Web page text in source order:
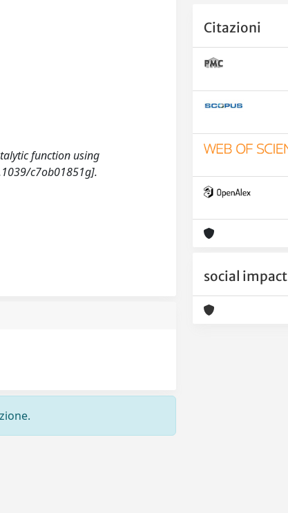
function using
c7ob01851g].
Citazioni
social impact